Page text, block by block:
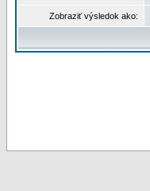
Zobraziť výsledok ako: